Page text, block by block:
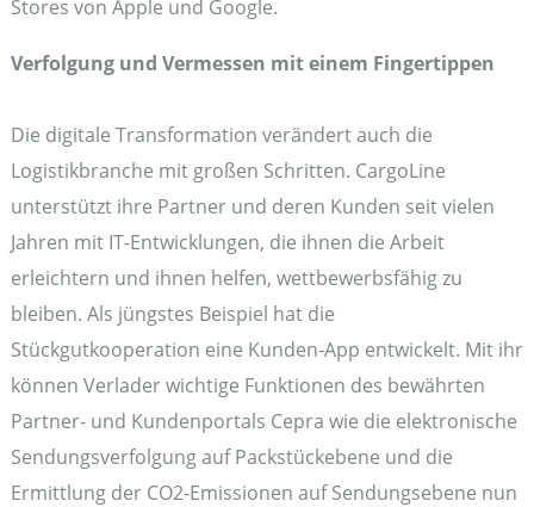
Stores von Apple und Google.
Verfolgung und Vermessen mit einem Fingertippen
Die digitale Transformation verändert auch die
Logistikbranche mit großen Schritten. CargoLine
unterstützt ihre Partner und deren Kunden seit vielen
Jahren mit IT-Entwicklungen, die ihnen die Arbeit
erleichtern und ihnen helfen, wettbewerbsfähig zu
bleiben. Als jüngstes Beispiel hat die
Stückgutkooperation eine Kunden-App entwickelt. Mit ihr
können Verlader wichtige Funktionen des bewährten
Partner- und Kundenportals Cepra wie die elektronische
Sendungsverfolgung auf Packstückebene und die
Ermittlung der CO2-Emissionen auf Sendungsebene nun